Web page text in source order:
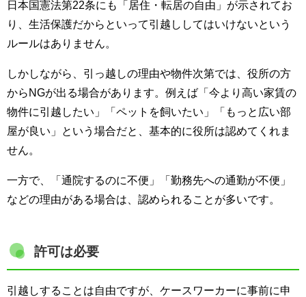
日本国憲法第22条にも「居住・転居の自由」が示されてお
り、生活保護だからといって引越ししてはいけないという
ルールはありません。
しかしながら、引っ越しの理由や物件次第では、役所の方
からNGが出る場合があります。例えば「今より高い家賃の
物件に引越したい」「ペットを飼いたい」「もっと広い部
屋が良い」という場合だと、基本的に役所は認めてくれま
せん。
一方で、「通院するのに不便」「勤務先への通勤が不便」
などの理由がある場合は、認められることが多いです。
許可は必要
引越しすることは自由ですが、ケースワーカーに事前に申